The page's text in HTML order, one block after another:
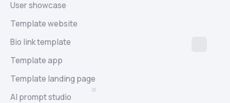
User showcase
Template website
Bio link template
Template app
Template landing page
AI prompt studio